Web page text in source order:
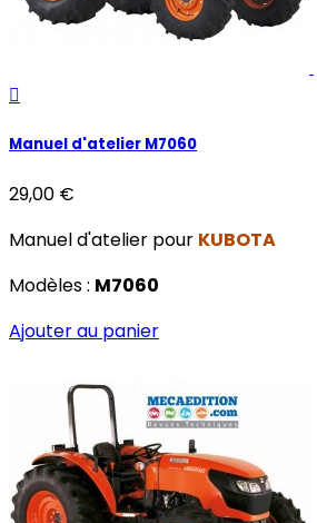

Manuel d'atelier M7060
29,00 €
Manuel d'atelier pour KUBOTA
Modèles : M7060
Ajouter au panier